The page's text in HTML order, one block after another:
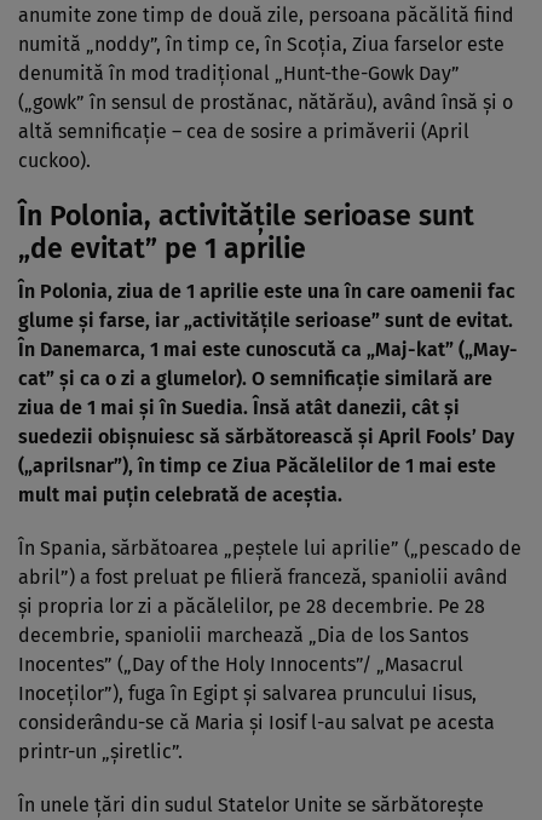
anumite zone timp de două zile, persoana păcălită fiind
numită „noddy”, în timp ce, în Scoţia, Ziua farselor este
denumită în mod tradiţional „Hunt-the-Gowk Day”
(„gowk” în sensul de prostănac, nătărău), având însă şi o
altă semnificaţie – cea de sosire a primăverii (April
cuckoo).
În Polonia, activitățile serioase sunt
„de evitat” pe 1 aprilie
În Polonia, ziua de 1 aprilie este una în care oamenii fac
glume şi farse, iar „activităţile serioase” sunt de evitat.
În Danemarca, 1 mai este cunoscută ca „Maj-kat” („May-
cat” şi ca o zi a glumelor). O semnificaţie similară are
ziua de 1 mai şi în Suedia. Însă atât danezii, cât şi
suedezii obişnuiesc să sărbătorească şi April Fools’ Day
(„aprilsnar”), în timp ce Ziua Păcălelilor de 1 mai este
mult mai puţin celebrată de aceştia.
În Spania, sărbătoarea „peştele lui aprilie” („pescado de
abril”) a fost preluat pe filieră franceză, spaniolii având
şi propria lor zi a păcălelilor, pe 28 decembrie. Pe 28
decembrie, spaniolii marchează „Dia de los Santos
Inocentes” („Day of the Holy Innocents”/ „Masacrul
Inoceţilor”), fuga în Egipt şi salvarea pruncului Iisus,
considerându-se că Maria şi Iosif l-au salvat pe acesta
printr-un „şiretlic”.
În unele ţări din sudul Statelor Unite se sărbătoreşte